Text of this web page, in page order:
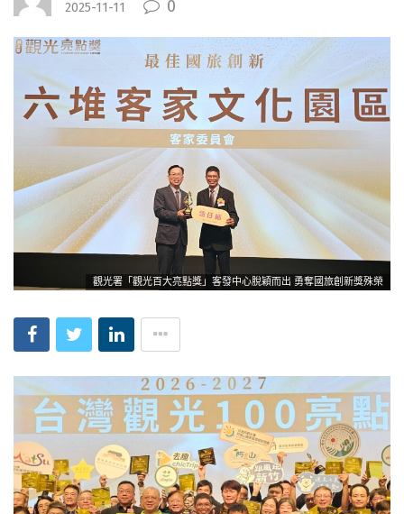
2025-11-11 0
觀光署「觀光百大亮點獎」客發中心脫穎而出 勇奪國旅創新獎殊榮